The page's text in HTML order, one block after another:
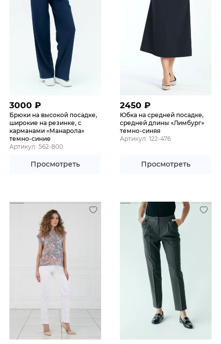
3000 ₽
Брюки на высокой посадке,
широкие на резинке, с
карманами «Манарола»
темно-синие
Артикул: 562-800
Просмотреть
2450 ₽
Юбка на средней посадке,
средней длины «Лимбург»
темно-синяя
Артикул: 122-476
Просмотреть